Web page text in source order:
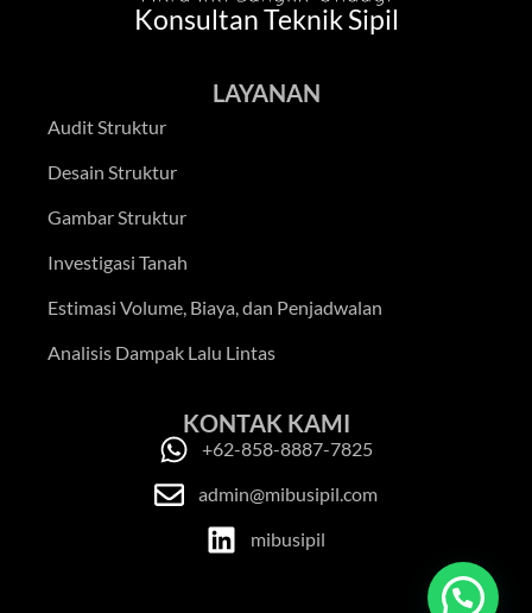
Konsultan Teknik Sipil
LAYANAN
Audit Struktur
Desain Struktur
Gambar Struktur
Investigasi Tanah
Estimasi Volume, Biaya, dan Penjadwalan
Analisis Dampak Lalu Lintas
KONTAK KAMI
+62-858-8887-7825
admin@mibusipil.com
mibusipil